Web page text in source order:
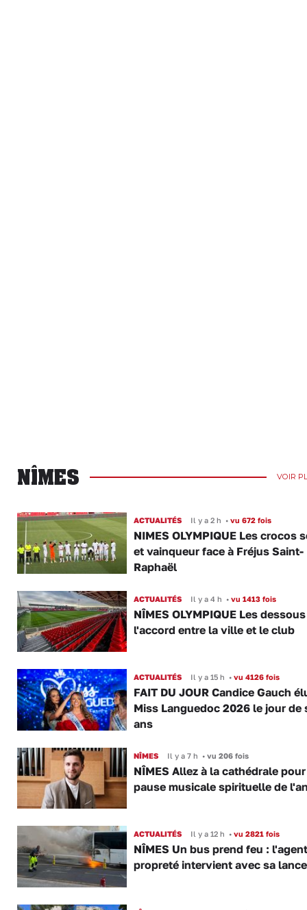
NÎMES VOIR
ACTUALITÉS Il y a 2 h •vu 672 fois
NIMES OLYMPIQUE Les crocos
et vainqueur face à Fréjus Saint-
Raphaël
ACTUALITÉS Il y a 4 h •vu 1413 fois
NÎMES OLYMPIQUE Les
l'accord entre la ville et le club
ACTUALITÉS Il y a 15 h •vu 4126 fois
FAIT DU JOUR Candice Gauch
Miss Languedoc 2026 le jour de
ans
NÎMES Il y a 7 h •vu 206 fois
NÎMES Allez à la cathédrale
pause musicale spirituelle de
ACTUALITÉS Il y a 12 h •vu 2821 fois
NÎMES Un bus prend feu :
propreté intervient avec sa lance